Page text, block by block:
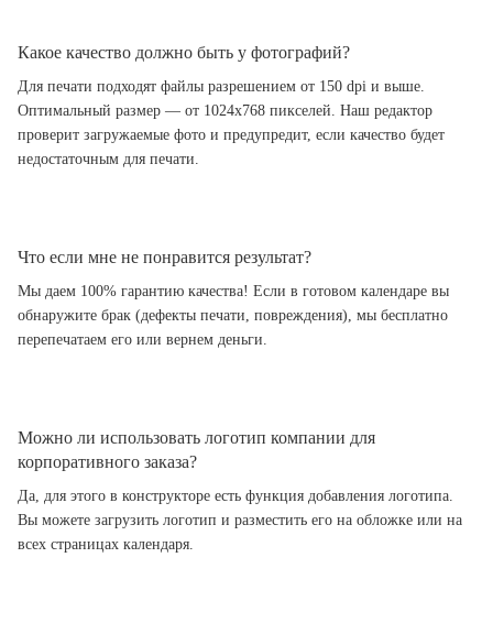
Какое качество должно быть у фотографий?
Для печати подходят файлы разрешением от 150 dpi и выше.
Оптимальный размер — от 1024x768 пикселей. Наш редактор
проверит загружаемые фото и предупредит, если качество будет
недостаточным для печати.
Что если мне не понравится результат?
Мы даем 100% гарантию качества! Если в готовом календаре вы
обнаружите брак (дефекты печати, повреждения), мы бесплатно
перепечатаем его или вернем деньги.
Можно ли использовать логотип компании для
корпоративного заказа?
Да, для этого в конструкторе есть функция добавления логотипа.
Вы можете загрузить логотип и разместить его на обложке или на
всех страницах календаря.